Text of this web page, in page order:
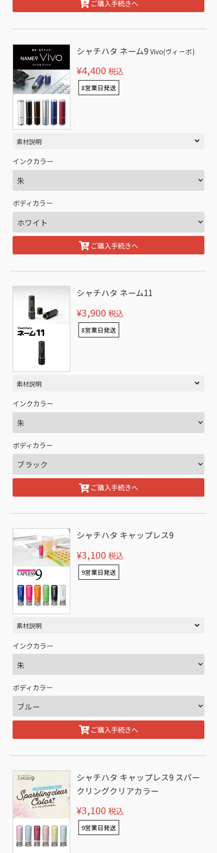
ご購入手続きへ
シャチハタ ネーム9Vivo(ヴィーボ)
¥4,400 税込
8営業日発送
素材説明
インクカラー
ボディカラー
ご購入手続きへ
シャチハタ ネーム11
¥3,900 税込
8営業日発送
素材説明
インクカラー
ボディカラー
ご購入手続きへ
シャチハタ キャップレス9
¥3,100 税込
9営業日発送
素材説明
インクカラー
ボディカラー
ご購入手続きへ
シャチハタ キャップレス9 スパー
クリングクリアカラー
¥3,100 税込
9営業日発送